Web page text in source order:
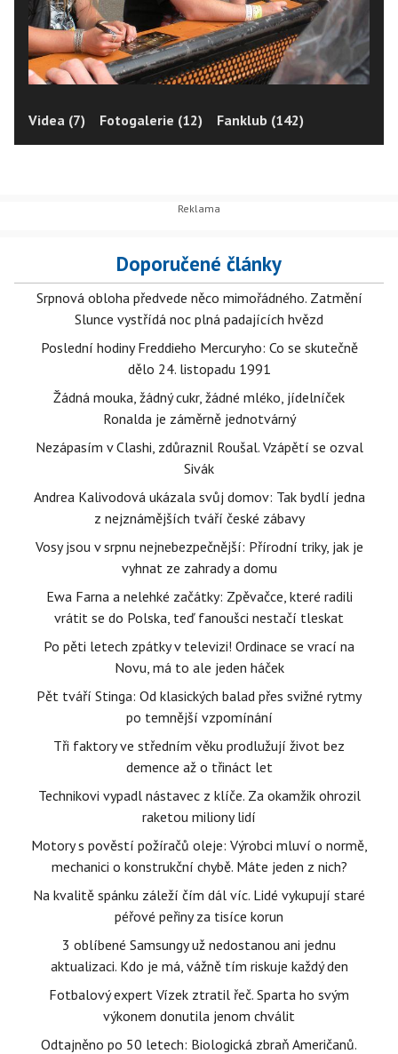
Videa (7) Fotogalerie (12) Fanklub (142)
Doporučené články
Srpnová obloha předvede něco mimořádného. Zatmění
Slunce vystřídá noc plná padajících hvězd
Poslední hodiny Freddieho Mercuryho: Co se skutečně
dělo 24. listopadu 1991
Žádná mouka, žádný cukr, žádné mléko, jídelníček
Ronalda je záměrně jednotvárný
Nezápasím v Clashi, zdůraznil Roušal. Vzápětí se ozval
Sivák
Andrea Kalivodová ukázala svůj domov: Tak bydlí jedna
z nejznámějších tváří české zábavy
Vosy jsou v srpnu nejnebezpečnější: Přírodní triky, jak je
vyhnat ze zahrady a domu
Ewa Farna a nelehké začátky: Zpěvačce, které radili
vrátit se do Polska, teď fanoušci nestačí tleskat
Po pěti letech zpátky v televizi! Ordinace se vrací na
Novu, má to ale jeden háček
Pět tváří Stinga: Od klasických balad přes svižné rytmy
po temnější vzpomínání
Tři faktory ve středním věku prodlužují život bez
demence až o třináct let
Technikovi vypadl nástavec z klíče. Za okamžik ohrozil
raketou miliony lidí
Motory s pověstí požíračů oleje: Výrobci mluví o normě,
mechanici o konstrukční chybě. Máte jeden z nich?
Na kvalitě spánku záleží čím dál víc. Lidé vykupují staré
péřové peřiny za tisíce korun
3 oblíbené Samsungy už nedostanou ani jednu
aktualizaci. Kdo je má, vážně tím riskuje každý den
Fotbalový expert Vízek ztratil řeč. Sparta ho svým
výkonem donutila jenom chválit
Odtajněno po 50 letech: Biologická zbraň Američanů.